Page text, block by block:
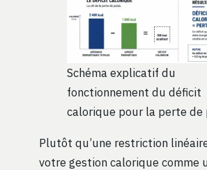
Schéma explicatif du
fonctionnement du déficit
calorique pour la perte de
Plutôt qu’une restriction
votre gestion calorique comme